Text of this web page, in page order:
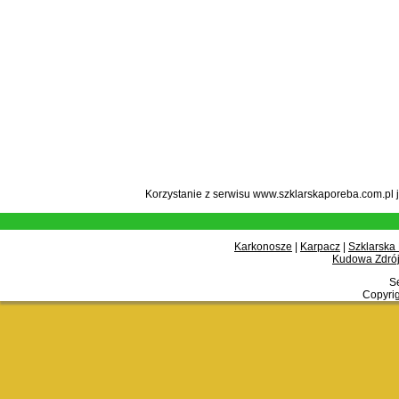
Korzystanie z serwisu
Karkonosze Karpacz
Szklarska
Kudowa